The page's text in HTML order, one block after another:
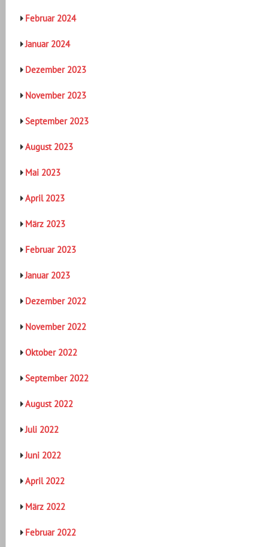
Februar 2024
Januar 2024
Dezember 2023
November 2023
September 2023
August 2023
Mai 2023
April 2023
März 2023
Februar 2023
Januar 2023
Dezember 2022
November 2022
Oktober 2022
September 2022
August 2022
Juli 2022
Juni 2022
April 2022
März 2022
Februar 2022